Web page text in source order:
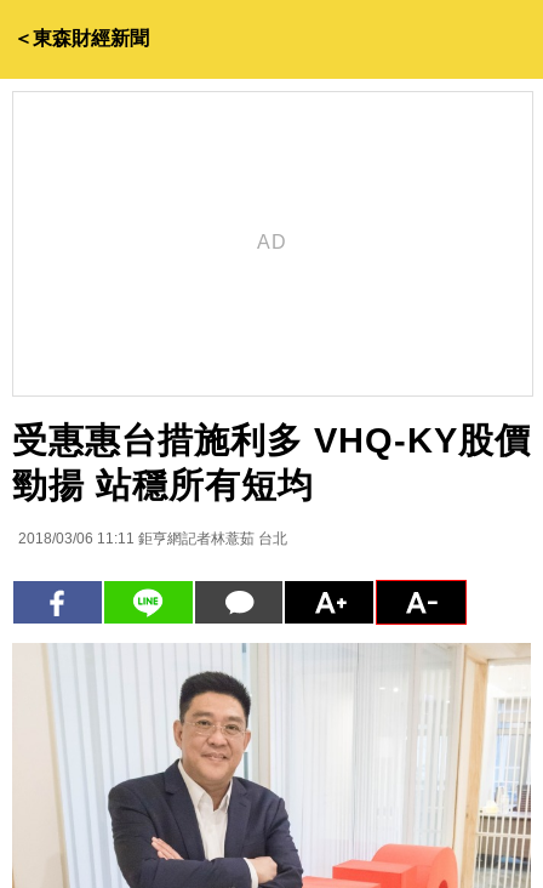
＜東森財經新聞
受惠惠台措施利多 VHQ-KY股價
勁揚 站穩所有短均
2018/03/06 11:11 鉅亨網記者林薏茹 台北